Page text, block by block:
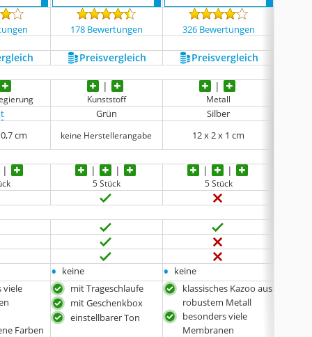
178 Bewertungen 326 Bewertungen
Preis­vergleich Preis­vergleich
Kunststoff Metall
Grün
Silber
cm
keine Herstellerangabe 12 x 2 x 1 cm
5 Stück 5 Stück
• keine • keine
viele
Farben
mit Trageschlaufe
mit Geschenkbox
einstellbarer Ton
klassisches Kazoo aus
robustem Metall
besonders viele
Membranen